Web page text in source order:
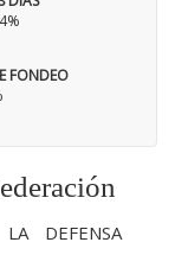
FONDEO
DEFENSA